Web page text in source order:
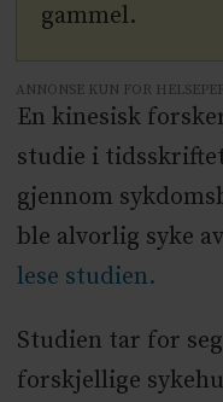
gammel.
ANNONSE KUN FOR
En kinesisk
studie i
gjennom
ble alvorlig syke
lese studien.
Studien tar for
forskjellige